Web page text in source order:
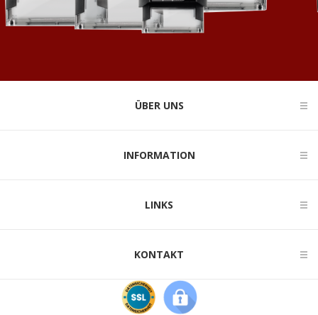
ÜBER UNS
INFORMATION
LINKS
KONTAKT